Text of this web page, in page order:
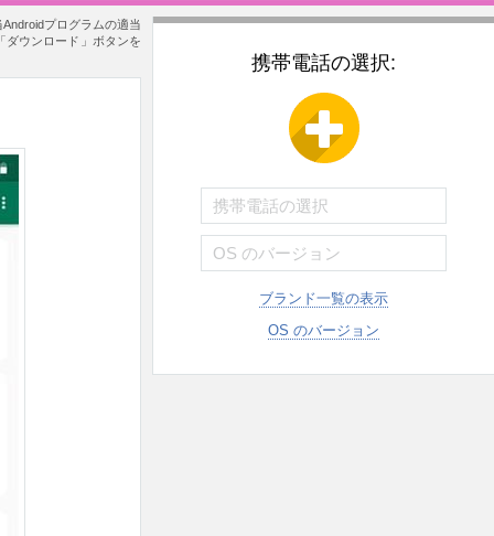
プログラムの適当
ダウンロード」ボタンを
携帯電話の選択:
ブランド一覧の表示
OS のバージョン